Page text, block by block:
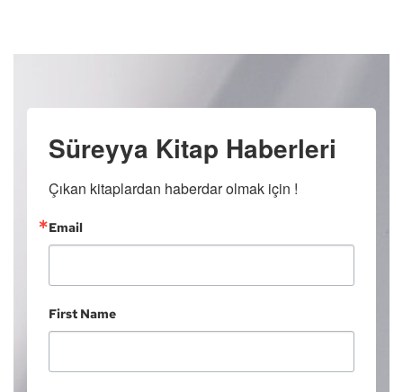
Süreyya Kitap Haberleri
Çıkan kitaplardan haberdar olmak için !
Email
First Name